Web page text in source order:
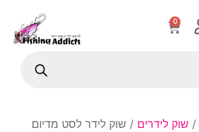
0
/ שוק לידרים / שוק לידר לסט מדיום